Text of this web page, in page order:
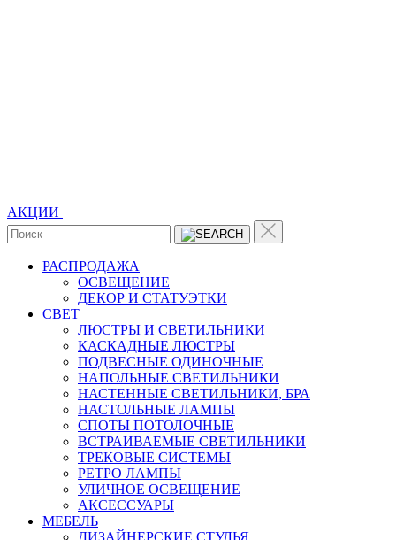
АКЦИИ
РАСПРОДАЖА
ОСВЕЩЕНИЕ
ДЕКОР И СТАТУЭТКИ
CВЕТ
ЛЮСТРЫ И СВЕТИЛЬНИКИ
КАСКАДНЫЕ ЛЮСТРЫ
ПОДВЕСНЫЕ ОДИНОЧНЫЕ
НАПОЛЬНЫЕ СВЕТИЛЬНИКИ
НАСТЕННЫЕ СВЕТИЛЬНИКИ, БРА
НАСТОЛЬНЫЕ ЛАМПЫ
СПОТЫ ПОТОЛОЧНЫЕ
ВСТРАИВАЕМЫЕ СВЕТИЛЬНИКИ
ТРЕКОВЫЕ СИСТЕМЫ
РЕТРО ЛАМПЫ
УЛИЧНОЕ ОСВЕЩЕНИЕ
АКСЕССУАРЫ
МЕБЕЛЬ
ДИЗАЙНЕРСКИЕ СТУЛЬЯ